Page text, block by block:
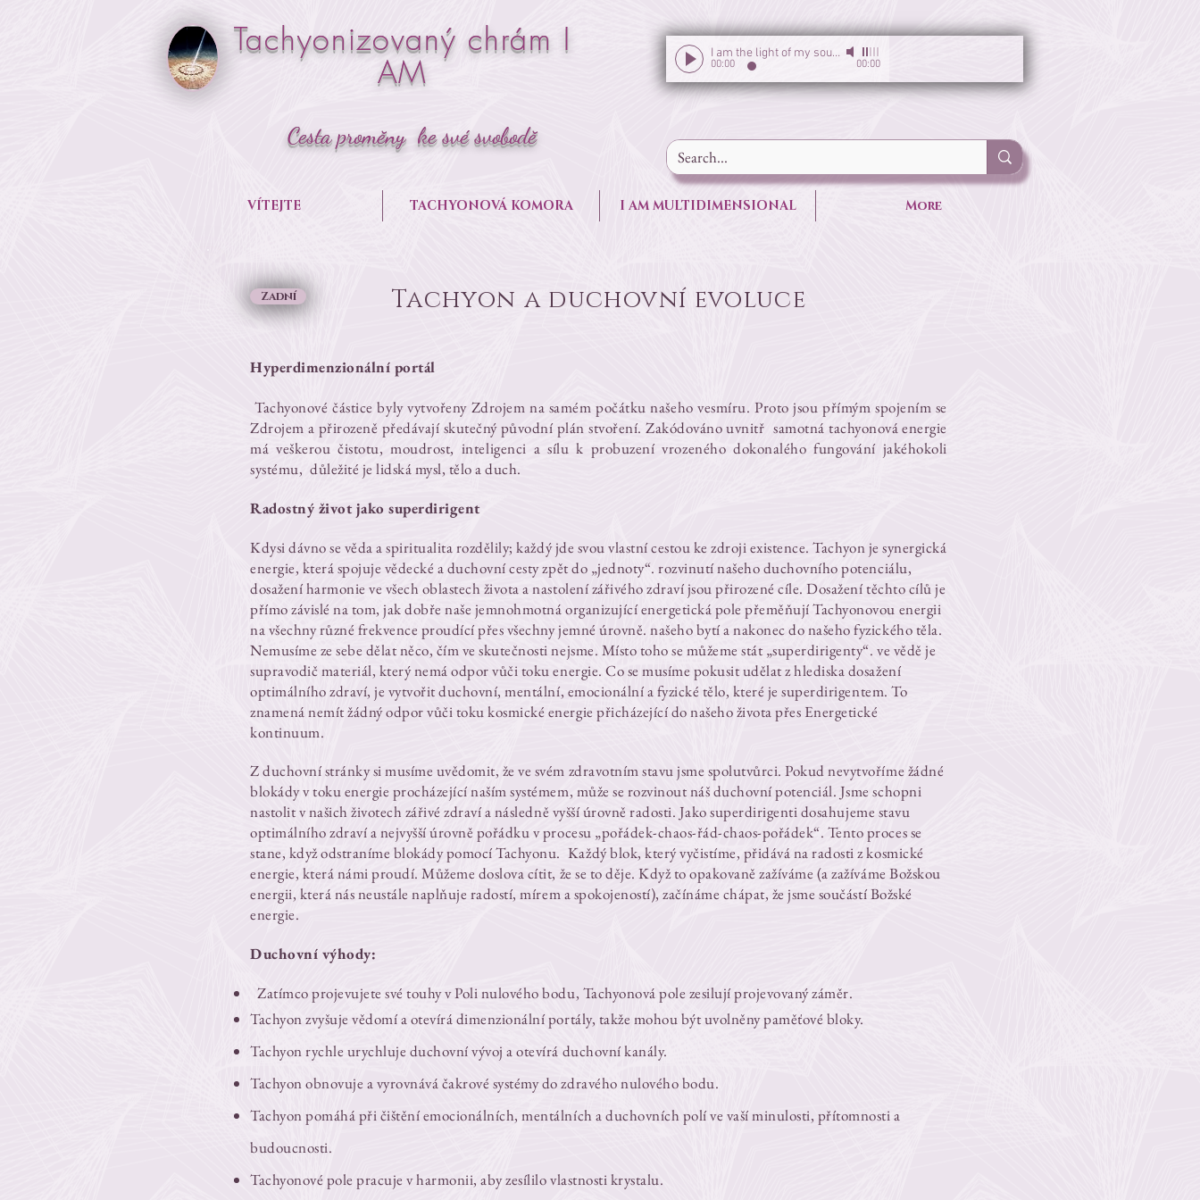
Tachyonizovaný chrám I
AM
Cesta proměny ke své svobodě
I am the light of my soul- Sirgun Kaur & Sat Darshan Singh
00:00 00:00
VÍTEJTE TACHYONOVÁ KOMORA I AM MULTIDIMENSIONAL More
Zadní Tachyon a duchovní evoluce
Hyperdimenzionální portál
​Tachyonové částice byly vytvořeny Zdrojem na samém počátku našeho vesmíru. Proto jsou přímým spojením se
Zdrojem a přirozeně předávají skutečný původní plán stvoření. Zakódováno uvnitř samotná tachyonová energie
má veškerou čistotu, moudrost, inteligenci a sílu k probuzení vrozeného dokonalého fungování jakéhokoli
systému, důležité je lidská mysl, tělo a duch.
Radostný život jako superdirigent​
Kdysi dávno se věda a spiritualita rozdělily; každý jde svou vlastní cestou ke zdroji existence. Tachyon je synergická
energie, která spojuje vědecké a duchovní cesty zpět do „jednoty“. rozvinutí našeho duchovního potenciálu,
dosažení harmonie ve všech oblastech života a nastolení zářivého zdraví jsou přirozené cíle. Dosažení těchto cílů je
přímo závislé na tom, jak dobře naše jemnohmotná organizující energetická pole přeměňují Tachyonovou energii
na všechny různé frekvence proudící přes všechny jemné úrovně. našeho bytí a nakonec do našeho fyzického těla.
Nemusíme ze sebe dělat něco, čím ve skutečnosti nejsme. Místo toho se můžeme stát „superdirigenty“. ve vědě je
supravodič materiál, který nemá odpor vůči toku energie. Co se musíme pokusit udělat z hlediska dosažení
optimálního zdraví, je vytvořit duchovní, mentální, emocionální a fyzické tělo, které je superdirigentem. To
znamená nemít žádný odpor vůči toku kosmické energie přicházející do našeho života přes Energetické
kontinuum.
Z duchovní stránky si musíme uvědomit, že ve svém zdravotním stavu jsme spolutvůrci. Pokud nevytvoříme žádné
blokády v toku energie procházející naším systémem, může se rozvinout náš duchovní potenciál. Jsme schopni
nastolit v našich životech zářivé zdraví a následně vyšší úrovně radosti. Jako superdirigenti dosahujeme stavu
optimálního zdraví a nejvyšší úrovně pořádku v procesu „pořádek-chaos-řád-chaos-pořádek“. Tento proces se
stane, když odstraníme blokády pomocí Tachyonu. Každý blok, který vyčistíme, přidává na radosti z kosmické
energie, která námi proudí. Můžeme doslova cítit, že se to děje. Když to opakovaně zažíváme (a zažíváme Božskou
energii, která nás neustále naplňuje radostí, mírem a spokojeností), začínáme chápat, že jsme součástí Božské
energie.
Duchovní výhody:
Zatímco projevujete své touhy v Poli nulového bodu, Tachyonová pole zesilují projevovaný záměr.
Tachyon zvyšuje vědomí a otevírá dimenzionální portály, takže mohou být uvolněny paměťové bloky.
Tachyon rychle urychluje duchovní vývoj a otevírá duchovní kanály.
Tachyon obnovuje a vyrovnává čakrové systémy do zdravého nulového bodu.
Tachyon pomáhá při čištění emocionálních, mentálních a duchovních polí ve vaší minulosti, přítomnosti a
budoucnosti.
Tachyonové pole pracuje v harmonii, aby zesílilo vlastnosti krystalu.